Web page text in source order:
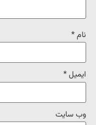
نام*
ایمیل*
وب‌ سایت